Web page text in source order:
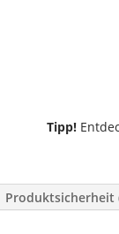
Tipp!
Produktsicherheit